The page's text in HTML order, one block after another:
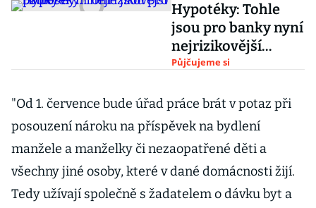
Hypotéky: Tohle
jsou pro banky nyní
nejrizikovější
profese
Půjčujeme si
"Od 1. července bude úřad práce brát v potaz při
posouzení nároku na příspěvek na bydlení
manžele a manželky či nezaopatřené děti a
všechny jiné osoby, které v dané domácnosti žijí.
Tedy užívají společně s žadatelem o dávku byt a